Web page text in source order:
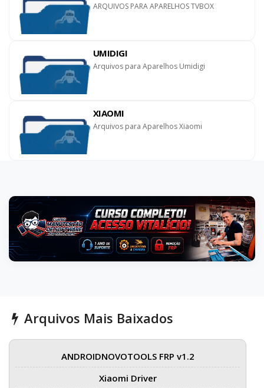
ARQUIVOS PARA APARELHOS TVBOX
UMIDIGI
Arquivos para Aparelhos Umidigi
XIAOMI
Arquivos para Aparelhos Xiaomi
Arquivos Mais Baixados
ANDROIDNOVOTOOLS FRP v1.2
Xiaomi Driver